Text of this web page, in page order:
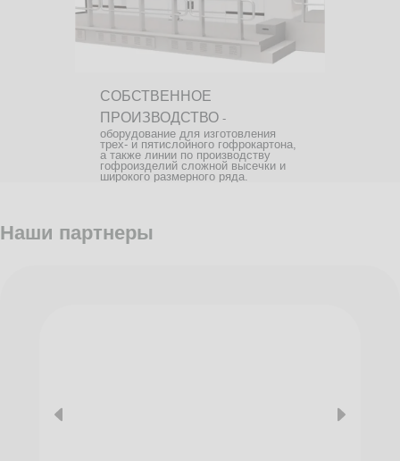
СОБСТВЕННОЕ
ПРОИЗВОДСТВО -
оборудование для изготовления
трех- и пятислойного гофрокартона,
а также линии по производству
гофроизделий сложной высечки и
широкого размерного ряда.
Наши партнеры